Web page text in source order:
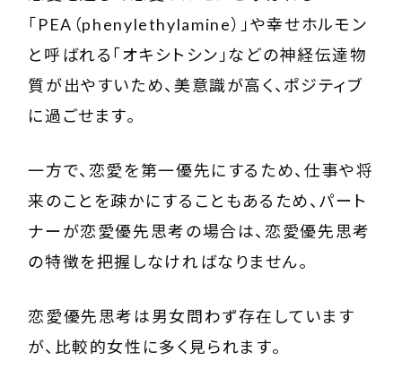
「PEA（phenylethylamine）」や幸せホルモン
と呼ばれる「オキシトシン」などの神経伝達物
質が出やすいため、美意識が高く、ポジティブ
に過ごせます。
一方で、恋愛を第一優先にするため、仕事や将
来のことを疎かにすることもあるため、パート
ナーが恋愛優先思考の場合は、恋愛優先思考
の特徴を把握しなければなりません。
恋愛優先思考は男女問わず存在しています
が、比較的女性に多く見られます。